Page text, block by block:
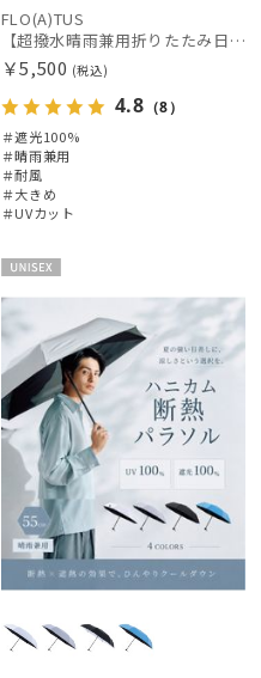
FLO(A)TUS
【超撥水晴雨兼用折りたたみ日傘】フロータス（FLO(A)TUS）プレーン 大きめ60 晴雨兼用 UV100 遮光100 簡単開閉 耐風
￥5,500 (税込)
4.8 （8）
＃遮光100%
＃晴雨兼用
＃耐風
＃大きめ
＃UVカット
X